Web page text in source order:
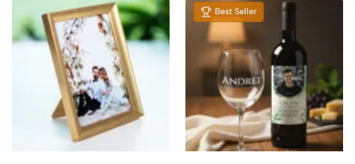
Best Seller